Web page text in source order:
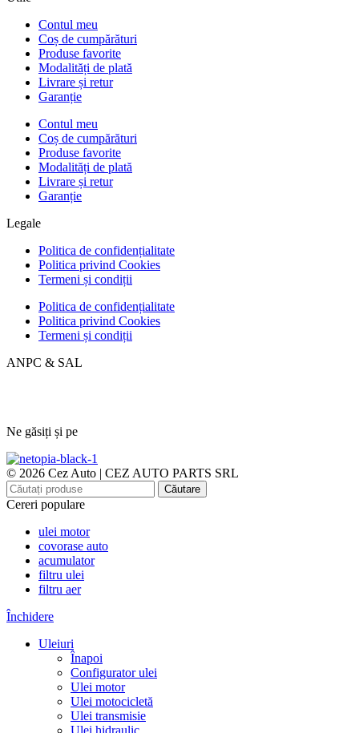
Contul meu
Coș de cumpărături
Produse favorite
Modalități de plată
Livrare și retur
Garanție
Contul meu
Coș de cumpărături
Produse favorite
Modalități de plată
Livrare și retur
Garanție
Legale
Politica de confidențialitate
Politica privind Cookies
Termeni și condiții
Politica de confidențialitate
Politica privind Cookies
Termeni și condiții
ANPC & SAL
Ne găsiți și pe
© 2026 Cez Auto | CEZ AUTO PARTS SRL
Căutare
Cereri populare
ulei motor
covorase auto
acumulator
filtru ulei
filtru aer
Închidere
Uleiuri
Înapoi
Configurator ulei
Ulei motor
Ulei motocicletă
Ulei transmisie